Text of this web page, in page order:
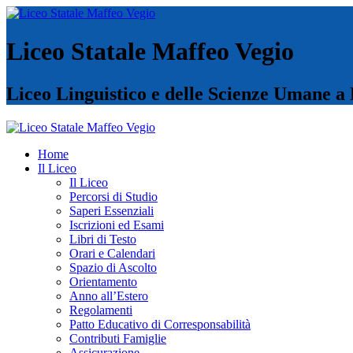
Liceo Statale Maffeo Vegio
Liceo Linguistico e delle Scienze Umane a
Home
Il Liceo
Il Liceo
Percorsi di Studio
Saperi Essenziali
Iscrizioni ed Esami
Libri di Testo
Orari e Calendari
Spazio di Ascolto
Orientamento
Anno all’Estero
Regolamenti
Patto Educativo di Corresponsabilità
Contributi Famiglie